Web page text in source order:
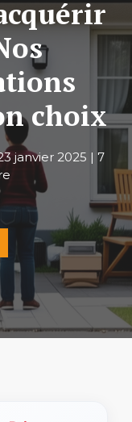
choix
janvier 2025 | 7